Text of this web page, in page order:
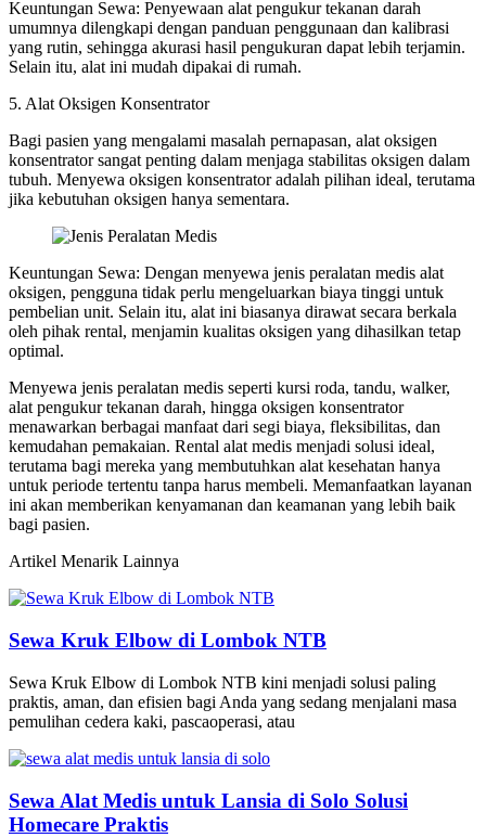
Keuntungan Sewa: Penyewaan alat pengukur tekanan darah
umumnya dilengkapi dengan panduan penggunaan dan kalibrasi
yang rutin, sehingga akurasi hasil pengukuran dapat lebih terjamin.
Selain itu, alat ini mudah dipakai di rumah.
5. Alat Oksigen Konsentrator
Bagi pasien yang mengalami masalah pernapasan, alat oksigen
konsentrator sangat penting dalam menjaga stabilitas oksigen dalam
tubuh. Menyewa oksigen konsentrator adalah pilihan ideal, terutama
jika kebutuhan oksigen hanya sementara.
Keuntungan Sewa: Dengan menyewa jenis peralatan medis alat
oksigen, pengguna tidak perlu mengeluarkan biaya tinggi untuk
pembelian unit. Selain itu, alat ini biasanya dirawat secara berkala
oleh pihak rental, menjamin kualitas oksigen yang dihasilkan tetap
optimal.
Menyewa jenis peralatan medis seperti kursi roda, tandu, walker,
alat pengukur tekanan darah, hingga oksigen konsentrator
menawarkan berbagai manfaat dari segi biaya, fleksibilitas, dan
kemudahan pemakaian. Rental alat medis menjadi solusi ideal,
terutama bagi mereka yang membutuhkan alat kesehatan hanya
untuk periode tertentu tanpa harus membeli. Memanfaatkan layanan
ini akan memberikan kenyamanan dan keamanan yang lebih baik
bagi pasien.
Artikel Menarik Lainnya
Sewa Kruk Elbow di Lombok NTB
Sewa Kruk Elbow di Lombok NTB kini menjadi solusi paling
praktis, aman, dan efisien bagi Anda yang sedang menjalani masa
pemulihan cedera kaki, pascaoperasi, atau
Sewa Alat Medis untuk Lansia di Solo Solusi
Homecare Praktis